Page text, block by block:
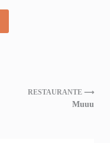
RESTAURANTE ⟶
Muuu